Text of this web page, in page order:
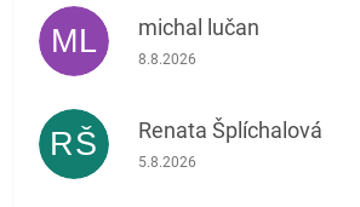
ML michal lučan
Hodnocení obchodu je 5 z 5
8.8.2026
RŠ Renata Šplíchalová
Hodnocení obchodu je 5 z 5
5.8.2026